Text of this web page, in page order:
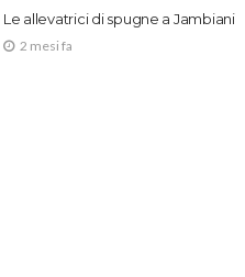
Le allevatrici di spugne a Jambiani
2 mesi fa